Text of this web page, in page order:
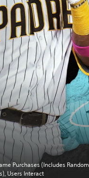
Purchases (Includes Random
Users Interact